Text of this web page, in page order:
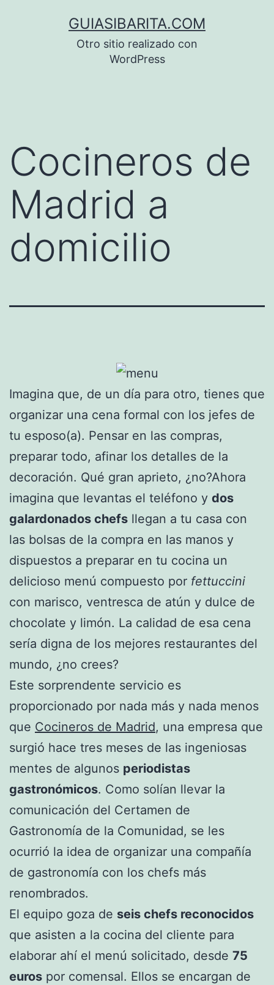
GUIASIBARITA.COM
Otro sitio realizado con
WordPress
Cocineros de
Madrid a
domicilio
Imagina que, de un día para otro, tienes que
organizar una cena formal con los jefes de
tu esposo(a). Pensar en las compras,
preparar todo, afinar los detalles de la
decoración. Qué gran aprieto, ¿no?Ahora
imagina que levantas el teléfono y dos
galardonados chefs llegan a tu casa con
las bolsas de la compra en las manos y
dispuestos a preparar en tu cocina un
delicioso menú compuesto por fettuccini
con marisco, ventresca de atún y dulce de
chocolate y limón. La calidad de esa cena
sería digna de los mejores restaurantes del
mundo, ¿no crees?
Este sorprendente servicio es
proporcionado por nada más y nada menos
que Cocineros de Madrid, una empresa que
surgió hace tres meses de las ingeniosas
mentes de algunos periodistas
gastronómicos. Como solían llevar la
comunicación del Certamen de
Gastronomía de la Comunidad, se les
ocurrió la idea de organizar una compañía
de gastronomía con los chefs más
renombrados.
El equipo goza de seis chefs reconocidos
que asisten a la cocina del cliente para
elaborar ahí el menú solicitado, desde 75
euros por comensal. Ellos se encargan de